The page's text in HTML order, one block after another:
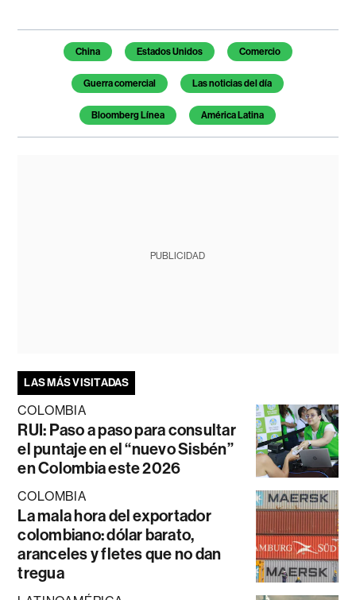
Temas de este artículo
China Estados Unidos Comercio
Guerra comercial Las noticias del día
Bloomberg Línea América Latina
PUBLICIDAD
LAS MÁS VISITADAS
COLOMBIA
RUI: Paso a paso para consultar
el puntaje en el “nuevo Sisbén”
en Colombia este 2026
COLOMBIA
La mala hora del exportador
colombiano: dólar barato,
aranceles y fletes que no dan
tregua